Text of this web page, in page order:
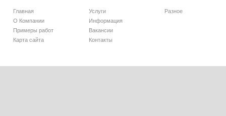
Главная
О Компании
Примеры работ
Карта сайта
Услуги
Информация
Вакансии
Контакты
Разное